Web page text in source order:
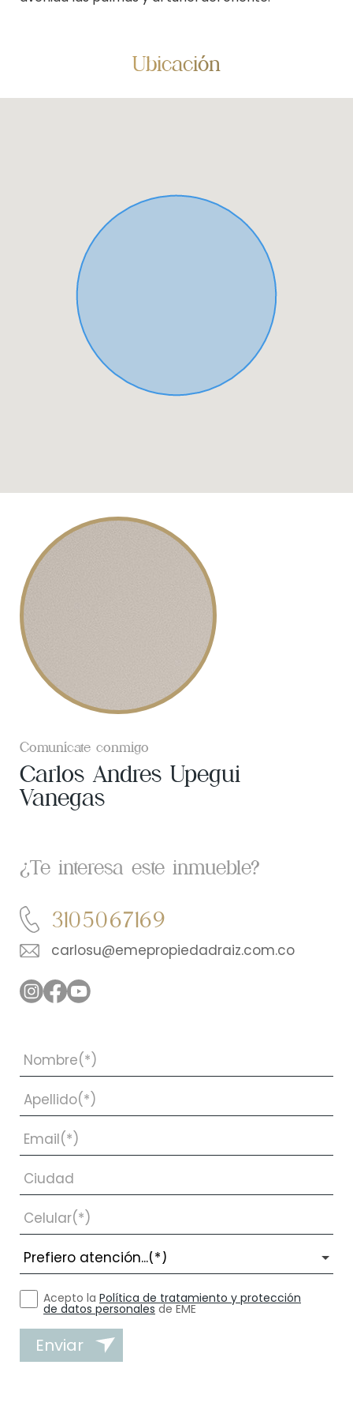
Ubicación
Comunícate conmigo
Carlos Andres Upegui
Vanegas
¿Te interesa este inmueble?
3105067169
carlosu@emepropiedadraiz.com.co
Acepto la Política de tratamiento y protección
de datos personalesde EME
Enviar